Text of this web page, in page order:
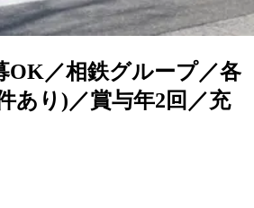
OK／相鉄グループ／各
あり)／賞与年2回／充